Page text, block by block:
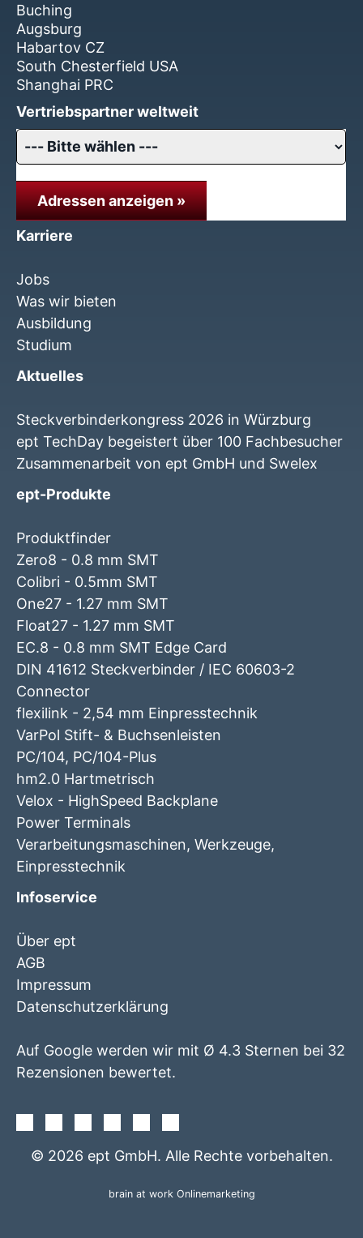
Buching
Augsburg
Habartov CZ
South Chesterfield USA
Shanghai PRC
Vertriebspartner weltweit
Adressen anzeigen »
Karriere
Jobs
Was wir bieten
Ausbildung
Studium
Aktuelles
Steckverbinderkongress 2026 in Würzburg
ept TechDay begeistert über 100 Fachbesucher
Zusammenarbeit von ept GmbH und Swelex
ept-Produkte
Produktfinder
Zero8 - 0.8 mm SMT
Colibri - 0.5mm SMT
One27 - 1.27 mm SMT
Float27 - 1.27 mm SMT
EC.8 - 0.8 mm SMT Edge Card
DIN 41612 Steckverbinder / IEC 60603-2
Connector
flexilink - 2,54 mm Einpresstechnik
VarPol Stift- & Buchsenleisten
PC/104, PC/104-Plus
hm2.0 Hartmetrisch
Velox - HighSpeed Backplane
Power Terminals
Verarbeitungsmaschinen, Werkzeuge,
Einpresstechnik
Infoservice
Über ept
AGB
Impressum
Datenschutzerklärung
Auf Google werden wir mit Ø 4.3 Sternen bei 32
Rezensionen bewertet.
© 2026 ept GmbH. Alle Rechte vorbehalten.
brain at work Onlinemarketing